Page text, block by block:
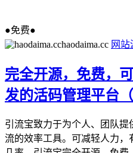
●免费●
haodaima.cc 网站
完全开源，免费，
发的活码管理平台（
引流宝致力于为个人、团队提
流的效率工具。可减轻人力